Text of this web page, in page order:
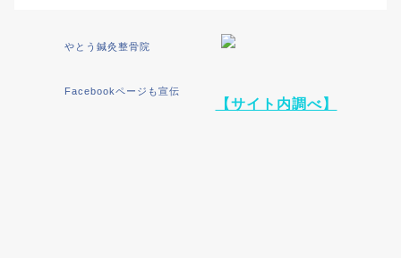
やとう鍼灸整骨院
Facebookページも宣伝
【サイト内調べ】